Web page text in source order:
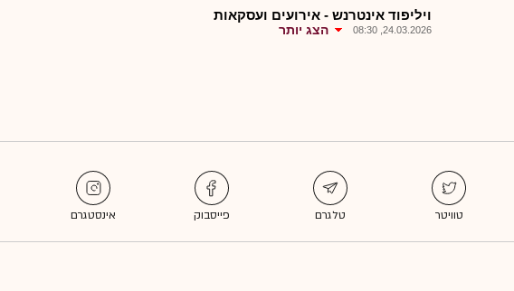
ויליפוד אינטרנש - אירועים ועסקאות
24.03.2026, 08:30 הצג יותר